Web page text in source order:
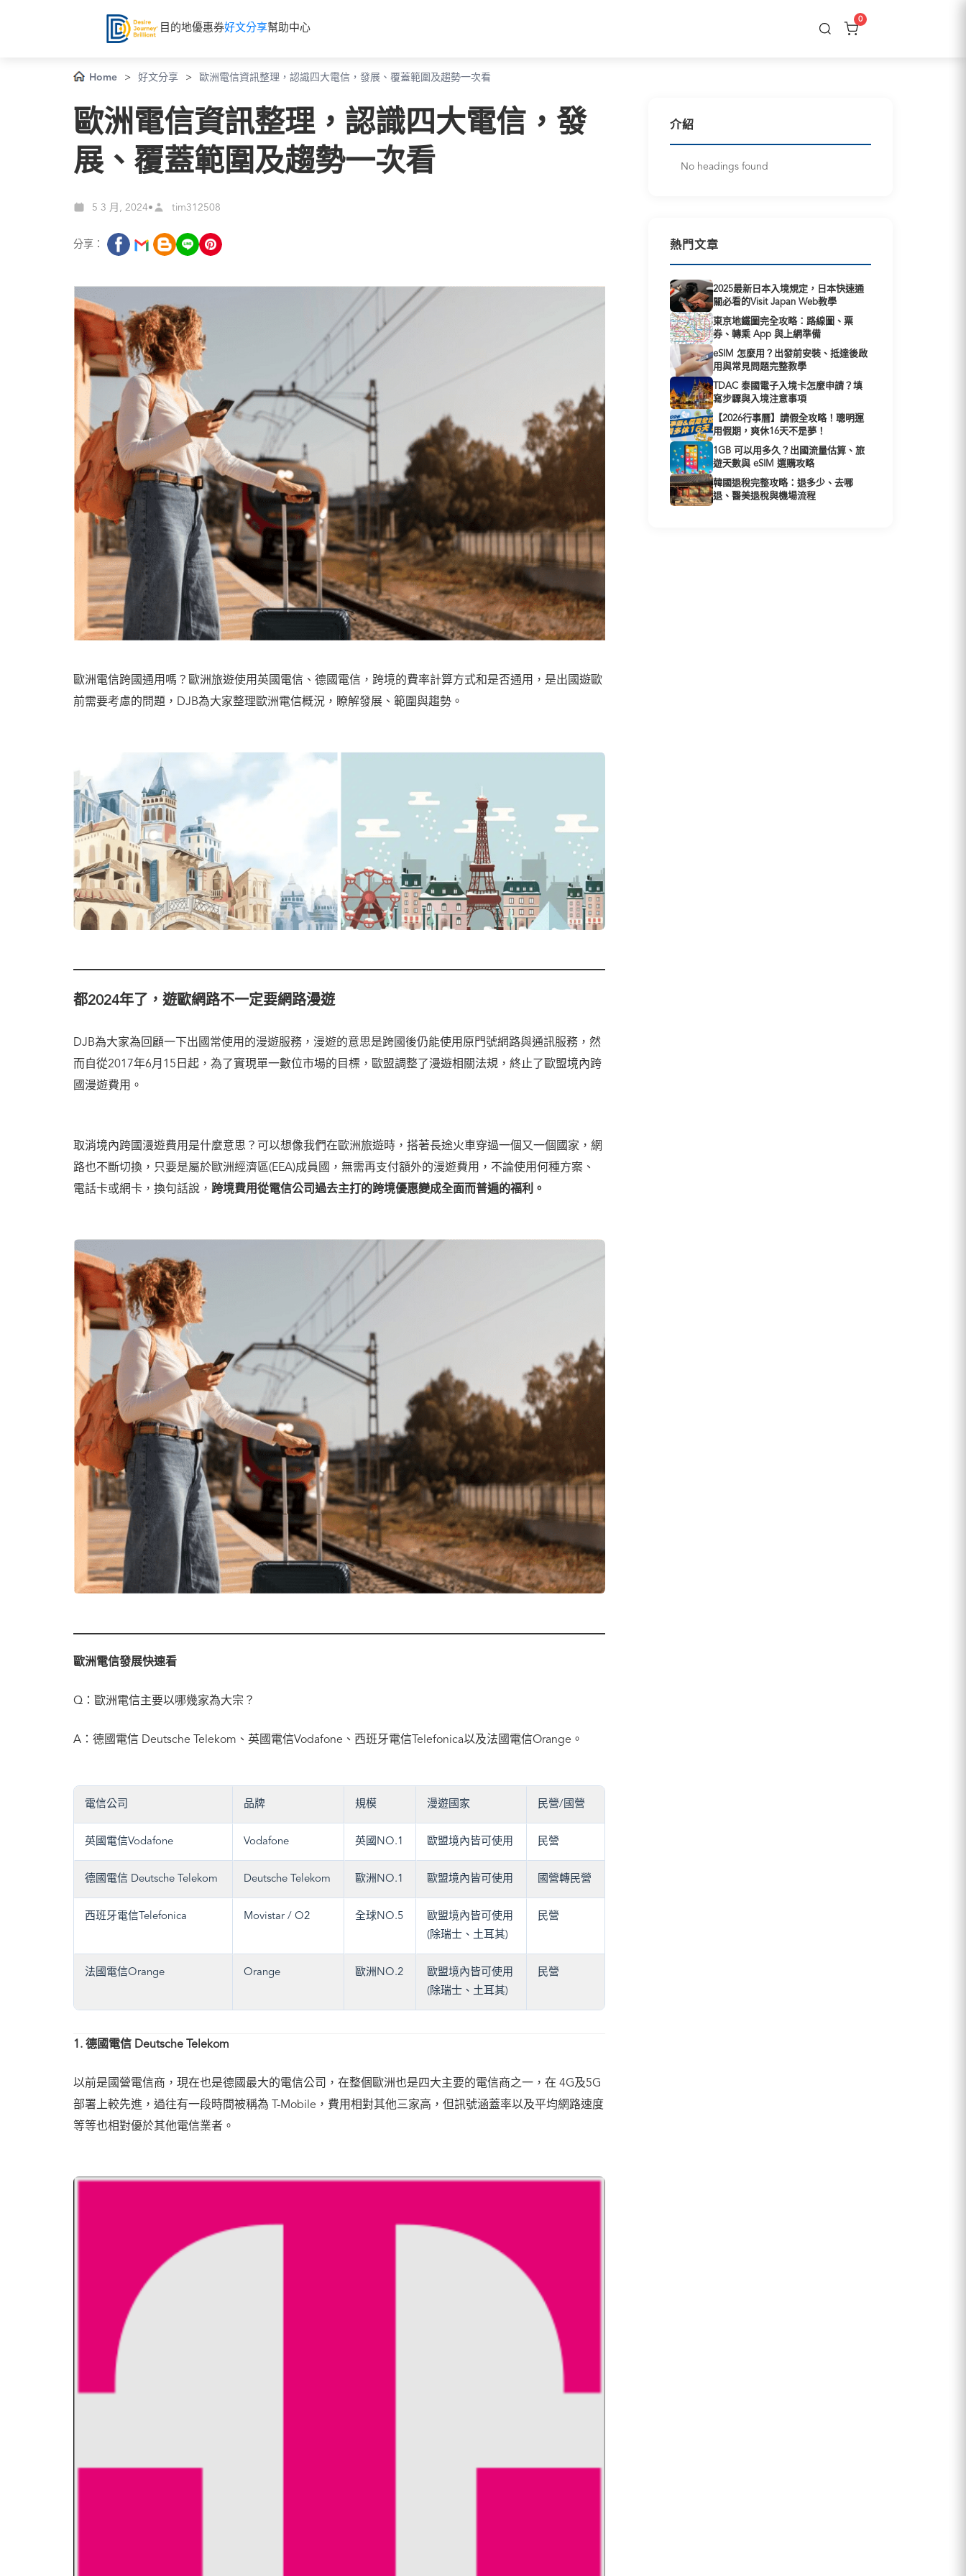
目的地優惠券好文分享幫助中心
0
Home > 好文分享 > 歐洲電信資訊整理，認識四大電信，發展、覆蓋範圍及趨勢一次看
歐洲電信資訊整理，認識四大電信，發
展、覆蓋範圍及趨勢一次看
5 3 月, 2024• tim312508
分享：
歐洲電信跨國通用嗎？歐洲旅遊使用英國電信、德國電信，跨境的費率計算方式和是否通用，是出國遊歐
前需要考慮的問題，DJB為大家整理歐洲電信概況，瞭解發展、範圍與趨勢。
都2024年了，遊歐網路不一定要網路漫遊
DJB為大家為回顧一下出國常使用的漫遊服務，漫遊的意思是跨國後仍能使用原門號網路與通訊服務，然
而自從2017年6月15日起，為了實現單一數位市場的目標，歐盟調整了漫遊相關法規，終止了歐盟境內跨
國漫遊費用。
取消境內跨國漫遊費用是什麼意思？可以想像我們在歐洲旅遊時，搭著長途火車穿過一個又一個國家，網
路也不斷切換，只要是屬於歐洲經濟區(EEA)成員國，無需再支付額外的漫遊費用，不論使用何種方案、
電話卡或網卡，換句話說， 跨境費用從電信公司過去主打的跨境優惠變成全面而普遍的福利。
歐洲電信發展快速看
Q：歐洲電信主要以哪幾家為大宗？
A：德國電信 Deutsche Telekom、英國電信Vodafone、西班牙電信Telefonica以及法國電信Orange。
電信公司 品牌 規模 漫遊國家 民營/國營
英國電信Vodafone Vodafone 英國NO.1 歐盟境內皆可使用 民營
德國電信 Deutsche Telekom Deutsche Telekom 歐洲NO.1 歐盟境內皆可使用 國營轉民營
西班牙電信Telefonica Movistar / O2 全球NO.5
歐盟境內皆可使用
(除瑞士、土耳其)
民營
法國電信Orange Orange 歐洲NO.2
歐盟境內皆可使用
(除瑞士、土耳其)
民營
1. 德國電信 Deutsche Telekom
以前是國營電信商，現在也是德國最大的電信公司，在整個歐洲也是四大主要的電信商之一，在 4G及5G
部署上較先進，過往有一段時間被稱為 T-Mobile，費用相對其他三家高，但訊號涵蓋率以及平均網路速度
等等也相對優於其他電信業者。
介紹
No headings found
熱門文章
2025最新日本入境規定，日本快速通
關必看的Visit Japan Web教學
東京地鐵圖完全攻略：路線圖、票
券、轉乘 App 與上網準備
eSIM 怎麼用？出發前安裝、抵達後啟
用與常見問題完整教學
TDAC 泰國電子入境卡怎麼申請？填
寫步驟與入境注意事項
【2026行事曆】請假全攻略！聰明運
用假期，爽休16天不是夢！
1GB 可以用多久？出國流量估算、旅
遊天數與 eSIM 選購攻略
韓國退稅完整攻略：退多少、去哪
退、醫美退稅與機場流程